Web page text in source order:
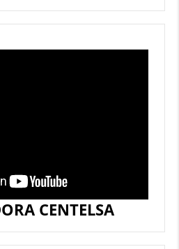
CENTELSA